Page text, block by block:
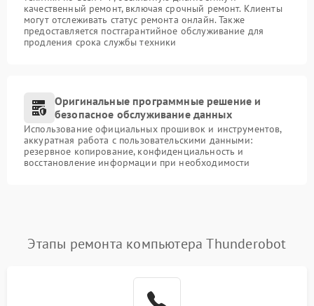
качественный ремонт, включая срочный ремонт. Клиенты
могут отслеживать статус ремонта онлайн. Также
предоставляется постгарантийное обслуживание для
продления срока службы техники
Оригинальные программные решение и
безопасное обслуживание данных
Использование официальных прошивок и инструментов,
аккуратная работа с пользовательскими данными:
резервное копирование, конфиденциальность и
восстановление информации при необходимости
Этапы ремонта компьютера Thunderobot